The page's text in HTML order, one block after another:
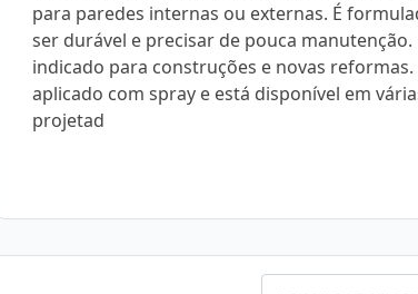
para paredes internas ou externas. É
ser durável e precisar de pouca manutenção.
indicado para construções e novas reformas.
aplicado com spray e está disponível em
projetad